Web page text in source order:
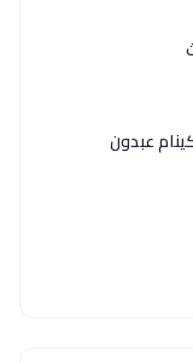
عبدون